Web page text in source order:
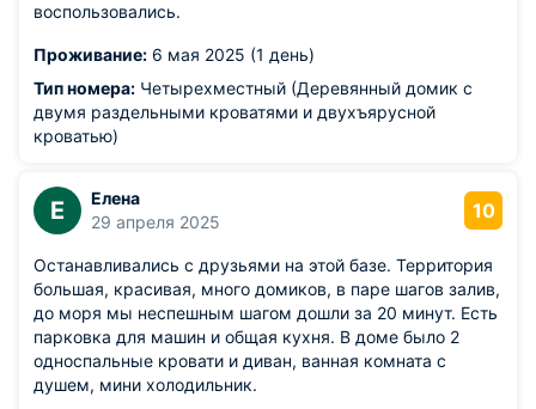
воспользовались.
Проживание: 6 мая 2025 (1 день)
Тип номера: Четырехместный (Деревянный домик с
двумя раздельными кроватями и двухъярусной
кроватью)
Е
Елена
29 апреля 2025
10
Останавливались с друзьями на этой базе. Территория
большая, красивая, много домиков, в паре шагов залив,
до моря мы неспешным шагом дошли за 20 минут. Есть
парковка для машин и общая кухня. В доме было 2
односпальные кровати и диван, ванная комната с
душем, мини холодильник.